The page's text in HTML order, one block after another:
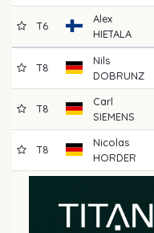
T6
Alex
HIETALA
T8
Nils
DOBRUNZ
T8
Carl
SIEMENS
T8
Nicolas
HORDER